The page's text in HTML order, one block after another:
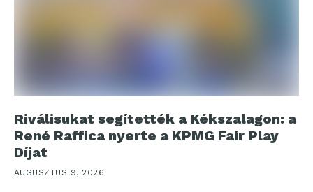
Riválisukat segítették a Kékszalagon: a
René Raffica nyerte a KPMG Fair Play
Díjat
AUGUSZTUS 9, 2026